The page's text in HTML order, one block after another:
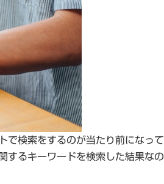
で検索をするのが当たり前になって
するキーワードを検索した結果なの